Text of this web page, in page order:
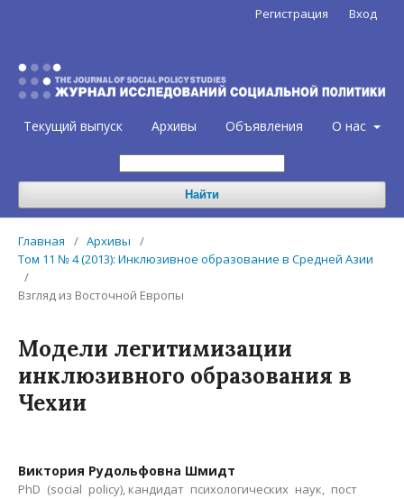
Текущий выпуск Архивы Объявления О нас
Найти
Регистрация Вход
Главная / Архивы
/
Том 11 № 4 (2013): Инклюзивное образование в Средней Азии
/
Взгляд из Восточной Европы
Модели легитимизации
инклюзивного образования в
Чехии
Виктория Рудольфовна Шмидт
PhD (social policy), кандидат психологических наук, пост